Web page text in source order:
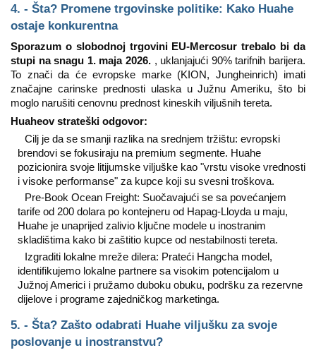
4. - Šta? Promene trgovinske politike: Kako Huahe
ostaje konkurentna
Sporazum o slobodnoj trgovini EU-Mercosur trebalo bi da
stupi na snagu 1. maja 2026. , uklanjajući 90% tarifnih barijera.
To znači da će evropske marke (KION, Jungheinrich) imati
značajne carinske prednosti ulaska u Južnu Ameriku, što bi
moglo narušiti cenovnu prednost kineskih viljušnih tereta.
Huaheov strateški odgovor:
Cilj je da se smanji razlika na srednjem tržištu: evropski
brendovi se fokusiraju na premium segmente. Huahe
pozicionira svoje litijumske viljuške kao "vrstu visoke vrednosti
i visoke performanse" za kupce koji su svesni troškova.
Pre-Book Ocean Freight: Suočavajući se sa povećanjem
tarife od 200 dolara po kontejneru od Hapag-Lloyda u maju,
Huahe je unaprijed zalivio ključne modele u inostranim
skladištima kako bi zaštitio kupce od nestabilnosti tereta.
Izgraditi lokalne mreže dilera: Prateći Hangcha model,
identifikujemo lokalne partnere sa visokim potencijalom u
Južnoj Americi i pružamo duboku obuku, podršku za rezervne
dijelove i programe zajedničkog marketinga.
5. - Šta? Zašto odabrati Huahe viljušku za svoje
poslovanje u inostranstvu?